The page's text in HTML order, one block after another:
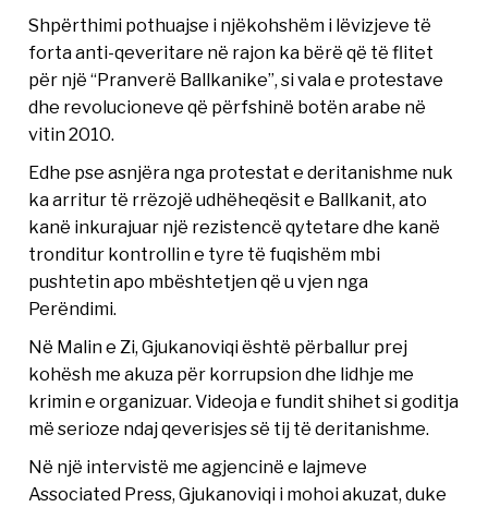
Shpërthimi pothuajse i njëkohshëm i lëvizjeve të
forta anti-qeveritare në rajon ka bërë që të flitet
për një “Pranverë Ballkanike”, si vala e protestave
dhe revolucioneve që përfshinë botën arabe në
vitin 2010.
Edhe pse asnjëra nga protestat e deritanishme nuk
ka arritur të rrëzojë udhëheqësit e Ballkanit, ato
kanë inkurajuar një rezistencë qytetare dhe kanë
tronditur kontrollin e tyre të fuqishëm mbi
pushtetin apo mbështetjen që u vjen nga
Perëndimi.
Në Malin e Zi, Gjukanoviqi është përballur prej
kohësh me akuza për korrupsion dhe lidhje me
krimin e organizuar. Videoja e fundit shihet si goditja
më serioze ndaj qeverisjes së tij të deritanishme.
Në një intervistë me agjencinë e lajmeve
Associated Press, Gjukanoviqi i mohoi akuzat, duke